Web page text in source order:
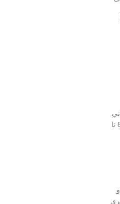
و سایر هزینه‌های روزمره در نظر بگیرند. میانگین هزینه زندگی یک دانشجو در سوئد حدود 800 تا